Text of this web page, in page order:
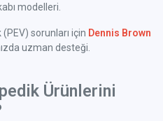
modelleri.
(PEV) sorunları için Dennis Brown
uzman desteği.
Ürünlerini